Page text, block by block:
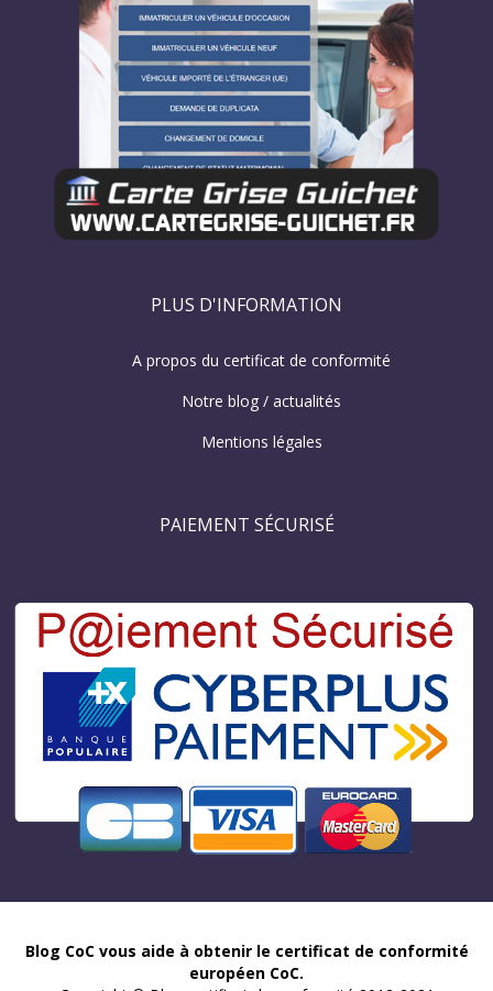
PLUS D'INFORMATION
A propos du certificat de conformité
Notre blog / actualités
Mentions légales
PAIEMENT SÉCURISÉ
Blog CoC vous aide à obtenir le certificat de conformité
européen CoC.